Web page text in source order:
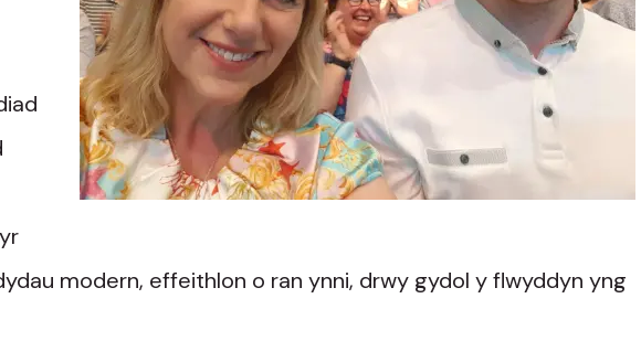
modern, effeithlon o ran ynni, drwy gydol y flwyddyn yng